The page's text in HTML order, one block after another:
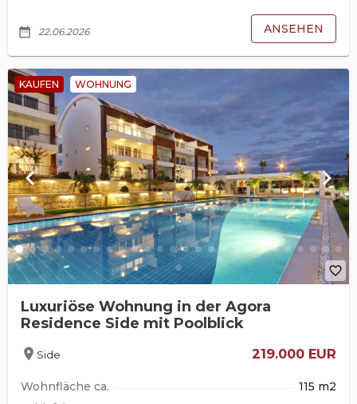
date_range 22.06.2026 ANSEHEN
KAUFEN WOHNUNG
keyboard_arrow_left keyboard_arrow_right
favorite_border
Luxuriöse Wohnung in der Agora
Residence Side mit Poolblick
location_on Side 219.000 EUR
Wohnfläche ca.
115 m2